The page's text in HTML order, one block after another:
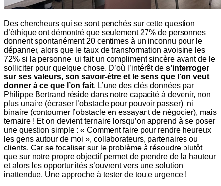
Des chercheurs qui se sont penchés sur cette question
d’éthique ont démontré que seulement 27% de personnes
donnent spontanément 20 centimes à un inconnu pour le
dépanner, alors que le taux de transformation avoisine les
72% si la personne lui fait un complimentsincère avant de le
solliciter pour quelque chose. D’où l’intérêt de s’interroger
sur ses valeurs, son savoir-être et le sens que l’on veut
donner à ce que l’on fait. L’une des clés données par
Philippe Bertrand réside dans notre capacité à devenir, non
plus unaire (écraser l’obstacle pour pouvoir passer), ni
binaire (contourner l’obstacle en essayant de négocier), mais
ternaire ! Et on devient ternaire lorsqu’on apprend à se poser
une question simple : « Comment faire pour rendre heureux
les gens autour de moi », collaborateurs, partenaires ou
clients. Car se focaliser sur le problème à résoudre plutôt
que sur notre propre objectif permet de prendre de la hauteur
et alors les opportunités s’ouvrent vers une solution
inattendue. Une approche à tester de toute urgence !